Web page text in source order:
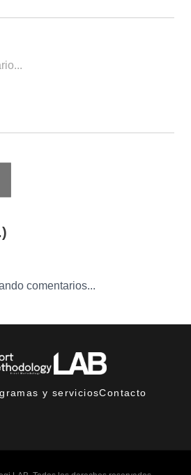
comentarios...
y serviciosContacto